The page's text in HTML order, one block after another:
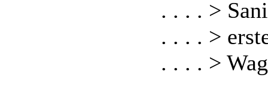
. . . . >
. . . . >
. . . . >